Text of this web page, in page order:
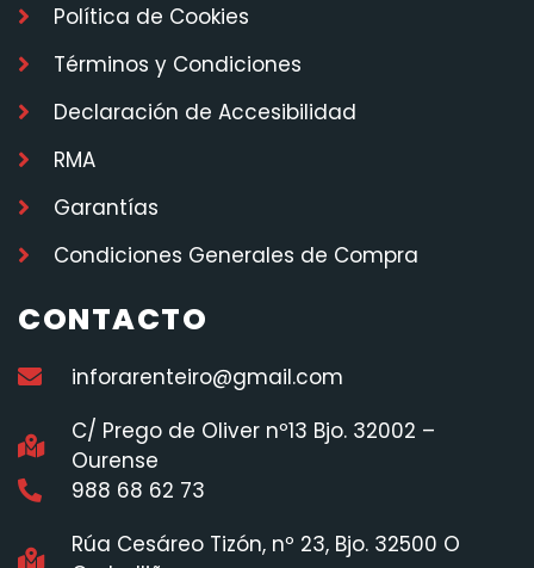
Política de Cookies
Términos y Condiciones
Declaración de Accesibilidad
RMA
Garantías
Condiciones Generales de Compra
CONTACTO
inforarenteiro@gmail.com
C/ Prego de Oliver nº13 Bjo. 32002 –
Ourense
988 68 62 73
Rúa Cesáreo Tizón, nº 23, Bjo. 32500 O